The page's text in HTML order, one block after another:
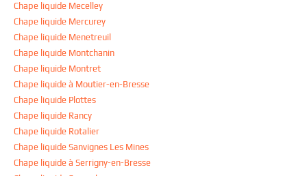
Chape liquide Mecelley
Chape liquide Mercurey
Chape liquide Menetreuil
Chape liquide Montchanin
Chape liquide Montret
Chape liquide à Moutier-en-Bresse
Chape liquide Plottes
Chape liquide Rancy
Chape liquide Rotalier
Chape liquide Sanvignes Les Mines
Chape liquide à Serrigny-en-Bresse